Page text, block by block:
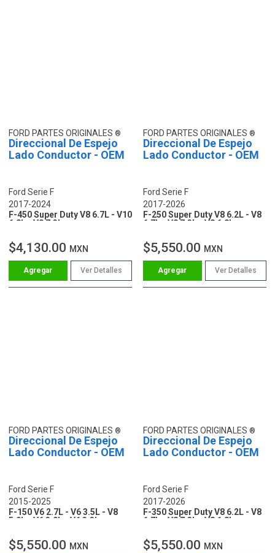
FORD PARTES ORIGINALES
Direccional De Espejo
Lado Conductor - OEM
Ford Serie F
2017-2024
F-450 Super Duty V8 6.7L - V10
6.8L - V8 7.3L
$4,130.00 MXN
Ver Detalles
FORD PARTES ORIGINALES
Direccional De Espejo
Lado Conductor - OEM
Ford Serie F
2017-2026
F-250 Super Duty V8 6.2L - V8
6.7L - V8 7.3L - V8 6.8L
$5,550.00 MXN
Ver Detalles
FORD PARTES ORIGINALES
Direccional De Espejo
Lado Conductor - OEM
Ford Serie F
2015-2025
F-150 V6 2.7L - V6 3.5L - V8
5.0L - V6 3.0L - V6 3.3L
$5,550.00 MXN
FORD PARTES ORIGINALES
Direccional De Espejo
Lado Conductor - OEM
Ford Serie F
2017-2026
F-350 Super Duty V8 6.2L - V8
6.7L - V8 7.3L - V8 6.8L
$5,550.00 MXN